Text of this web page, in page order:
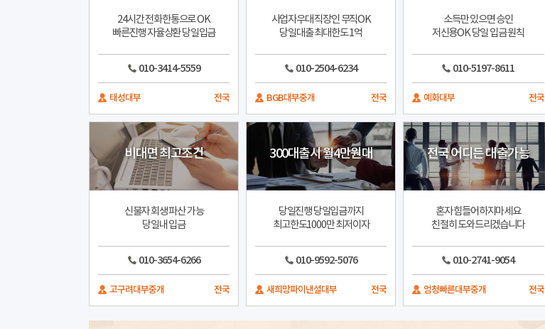
24시간 전화한통으로 OK
빠른진행 자율상환 당일입금
010-3414-5559
태성대부 전국
사업자우대 직장인 무직OK
당일대출 최대한도 1억
010-2504-6234
BGB대부중개 전국
소득만 있으면 승인
저신용OK 당일 입금 원칙
010-5197-8611
예화대부 전국
비대면 최고조건
신불자 회생 파산 가능
당일내 입금
010-3654-6266
고구려대부중개 전국
300대출시 월4만원대
당일진행 당일입금까지
최고한도1000만 최저이자
010-9592-5076
새희망파이낸셜대부 전국
전국 어디든 대출가능
혼자 힘들어하지마세요
친절히 도와드리겠습니다
010-2741-9054
엄청빠른대부중개 전국